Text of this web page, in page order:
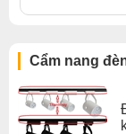
Cẩm nang